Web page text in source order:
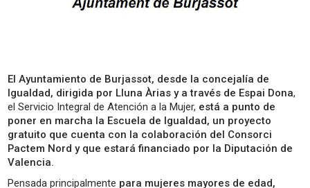
El Ayuntamiento de Burjassot, desde la concejalía de
Igualdad, dirigida por Lluna Àrias y a través de Espai Dona,
el Servicio Integral de Atención a la Mujer, está a punto de
poner en marcha la Escuela de Igualdad, un proyecto
gratuito que cuenta con la colaboración del Consorci
Pactem Nord y que estará financiado por la Diputación de
Valencia.
Pensada principalmente para mujeres mayores de edad,